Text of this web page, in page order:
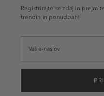
Registrirajte se zdaj in
trendih in ponudbah!